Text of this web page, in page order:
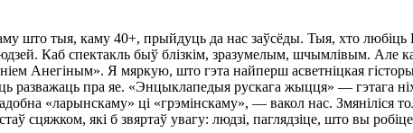
што тыя, каму 40+, прыйдуць да нас заўсёды. Тыя, хто
Каб спектакль быў блізкім, зразумелым, шчымлівым. Але
Анегіным». Я мяркую, што гэта найперш асветніцкая
разважаць пра яе. «Энцыклапедыя рускага жыцця» — гэтага
«ларынскаму» ці «грэмінскаму», — вакол нас. Змяніліся
сцяжком, які б звяртаў увагу: людзі, паглядзіце, што вы